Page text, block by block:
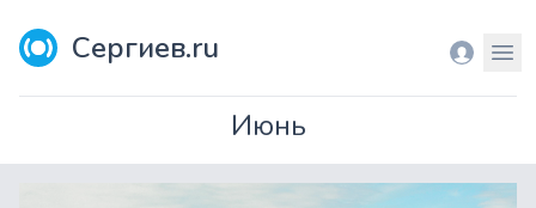
Сергиев.ru Вход
Июнь